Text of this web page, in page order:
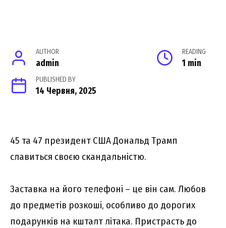
AUTHOR
admin
READING
1 min
PUBLISHED BY
14 Червня, 2025
45 та 47 президент США Дональд Трамп
славиться своєю скандальністю.
Заставка на його телефоні – це він сам. Любов
до предметів розкоші, особливо до дорогих
подарунків на кшталт літака. Пристрасть до